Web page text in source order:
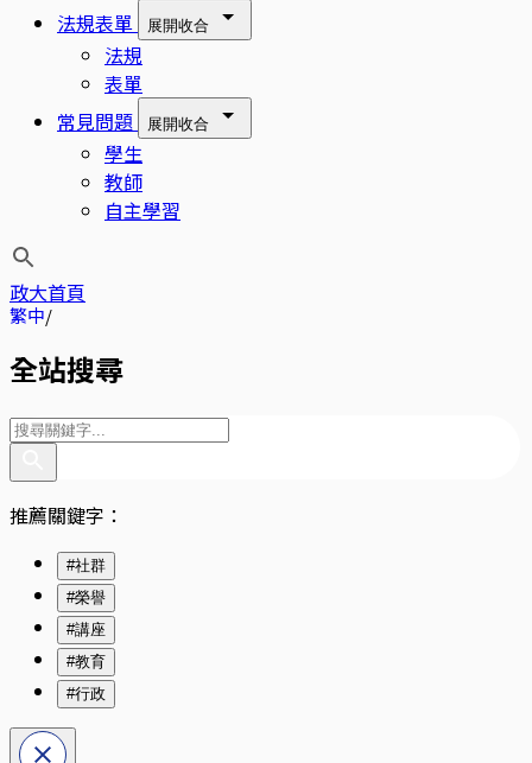
法規表單
展開收合
法規
表單
常見問題
展開收合
學生
教師
自主學習
政大首頁
繁中
全站搜尋
推薦關鍵字：
#社群
#榮譽
#講座
#教育
#行政